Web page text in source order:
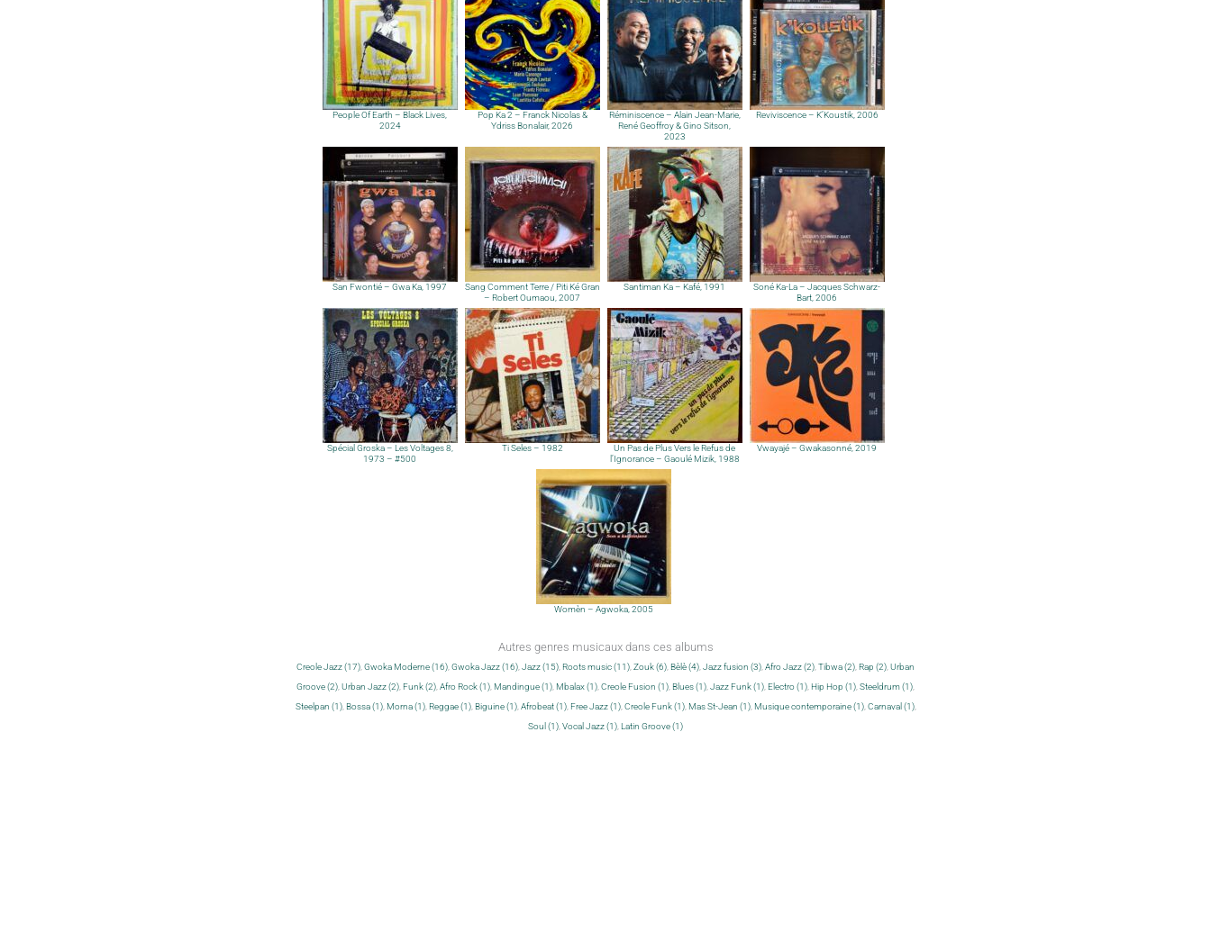
People Of Earth – Black Lives,
2024
Pop Ka 2 – Franck Nicolas &
Ydriss Bonalair, 2026
Réminiscence – Alain Jean-Marie,
René Geoffroy & Gino Sitson,
2023
Reviviscence – K’Koustik, 2006
San Fwontié – Gwa Ka, 1997
Sang Comment Terre / Piti Ké Gran
– Robert Oumaou, 2007
Santiman Ka – Kafé, 1991
Soné Ka-La – Jacques Schwarz-
Bart, 2006
Spécial Groska – Les Voltages 8,
1973 – #500
Ti Seles – 1982
Un Pas de Plus Vers le Refus de
l’Ignorance – Gaoulé Mizik, 1988
Vwayajé – Gwakasonné, 2019
Womèn – Agwoka, 2005
Autres genres musicaux dans ces albums
Creole Jazz (17),Gwoka Moderne (16),Gwoka Jazz (16),Jazz (15),Roots music (11),Zouk (6),Bèlè (4),Jazz fusion (3),Afro Jazz (2),Tibwa (2),Rap (2),Urban
Groove (2),Urban Jazz (2),Funk (2),Afro Rock (1),Mandingue (1),Mbalax (1),Creole Fusion (1),Blues (1),Jazz Funk (1),Electro (1),Hip Hop (1),Steeldrum (1),
Steelpan (1),Bossa (1),Morna (1),Reggae (1),Biguine (1),Afrobeat (1),Free Jazz (1),Creole Funk (1),Mas St-Jean (1),Musique contemporaine (1),Carnaval (1),
Soul (1),Vocal Jazz (1),Latin Groove (1)